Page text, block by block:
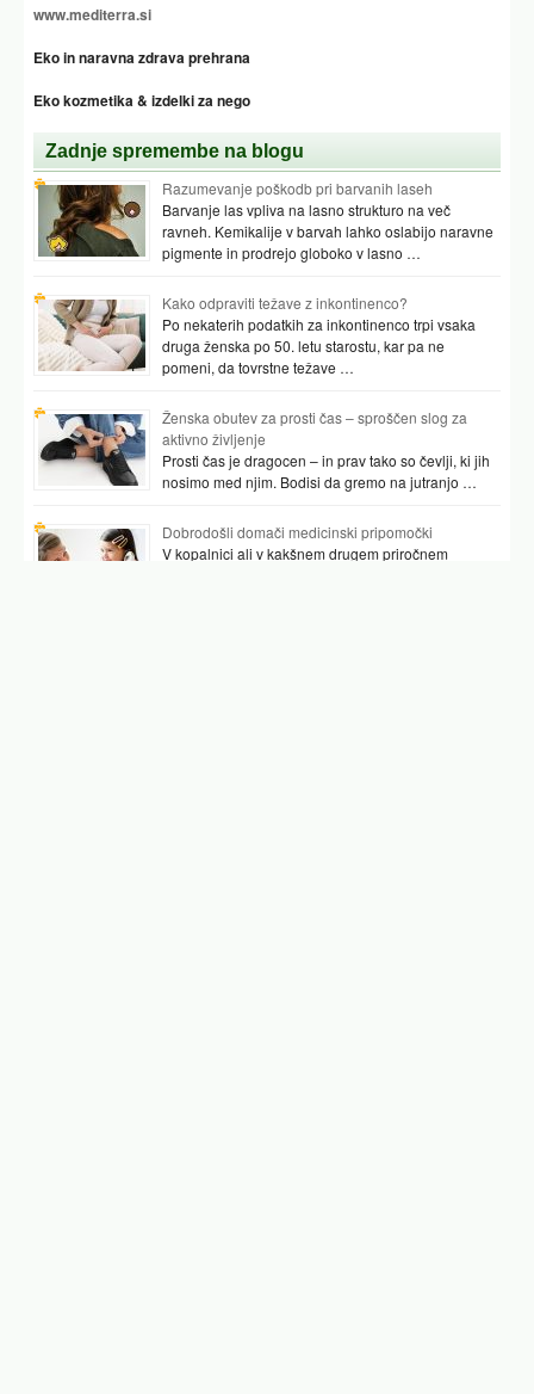
www.mediterra.si
Eko in naravna zdrava prehrana
Eko kozmetika & izdelki za nego
Zadnje spremembe na blogu
Razumevanje poškodb pri barvanih laseh
Barvanje las vpliva na lasno strukturo na več
ravneh. Kemikalije v barvah lahko oslabijo naravne
pigmente in prodrejo globoko v lasno …
Kako odpraviti težave z inkontinenco?
Po nekaterih podatkih za inkontinenco trpi vsaka
druga ženska po 50. letu starostu, kar pa ne
pomeni, da tovrstne težave …
Ženska obutev za prosti čas – sproščen slog za
aktivno življenje
Prosti čas je dragocen – in prav tako so čevlji, ki jih
nosimo med njim. Bodisi da gremo na jutranjo …
Dobrodošli domači medicinski pripomočki
V kopalnici ali v kakšnem drugem priročnem